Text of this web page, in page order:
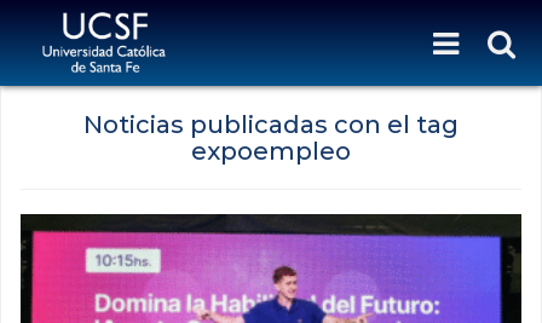
Noticias publicadas con el tag
expoempleo